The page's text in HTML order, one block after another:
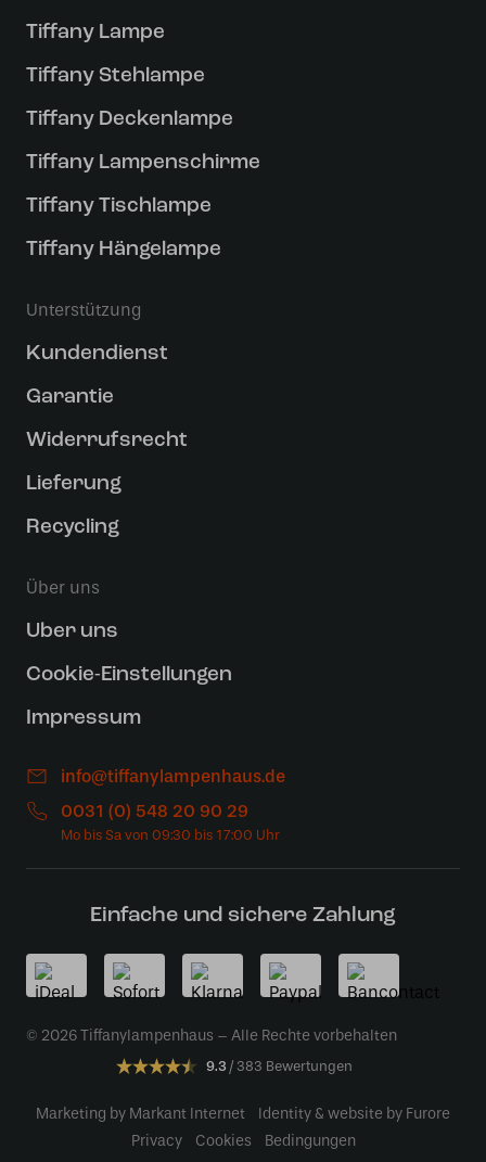
Tiffany Lampe
Tiffany Stehlampe
Tiffany Deckenlampe
Tiffany Lampenschirme
Tiffany Tischlampe
Tiffany Hängelampe
Unterstützung
Kundendienst
Garantie
Widerrufsrecht
Lieferung
Recycling
Über uns
Uber uns
Cookie-Einstellungen
Impressum
info@tiffanylampenhaus.de
0031 (0) 548 20 90 29
Einfache und sichere Zahlung
© 2026 Tiffanylampenhaus – Alle Rechte vorbehalten
9.3 383 Bewertungen
Marketing by Markant Internet
Identity & website by Furore
Privacy
Cookies Bedingungen